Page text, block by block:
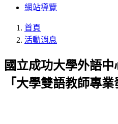
網站導覽
首頁
活動消息
國立成功大學外語
「大學雙語教師專